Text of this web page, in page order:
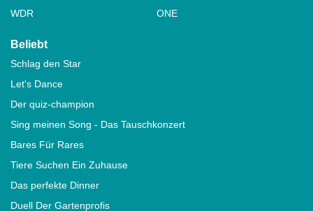
WDR
ONE
Beliebt
Schlag den Star
Let's Dance
Der quiz-champion
Sing meinen Song - Das Tauschkonzert
Bares Für Rares
Tiere Suchen Ein Zuhause
Das perfekte Dinner
Duell Der Gartenprofis